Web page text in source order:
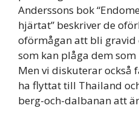
Anderssons bok
hjärtat” beskriver de
oförmågan att bli gravid
som kan plåga dem
Men vi diskuterar också
ha flyttat till Thailand
berg-och-dalbanan att